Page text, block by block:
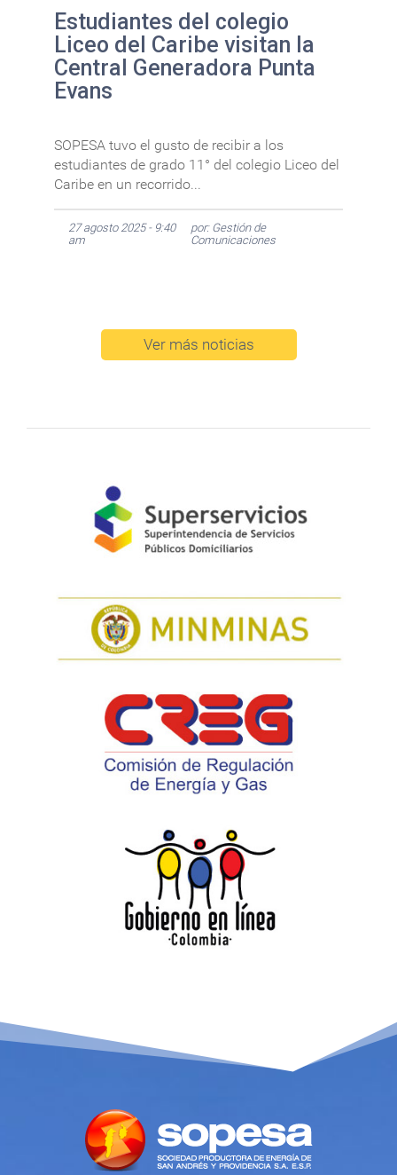
Estudiantes del colegio
Liceo del Caribe visitan la
Central Generadora Punta
Evans
SOPESA tuvo el gusto de recibir a los
estudiantes de grado 11° del colegio Liceo del
Caribe en un recorrido...
27 agosto 2025 - 9:40
am
por: Gestión de
Comunicaciones
Ver más noticias